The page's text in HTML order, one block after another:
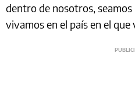
dentro de nosotros,
vivamos en el país en el que